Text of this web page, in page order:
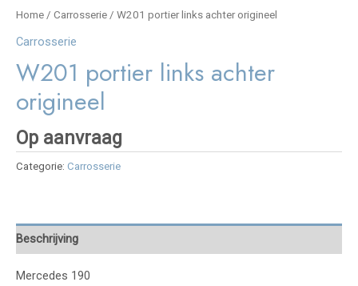
Home / Carrosserie / W201 portier links achter origineel
Carrosserie
W201 portier links achter
origineel
Op aanvraag
Categorie: Carrosserie
Beschrijving
Mercedes 190